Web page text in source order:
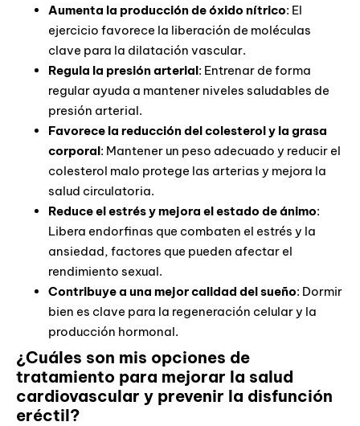
Aumenta la producción de óxido nítrico: El
ejercicio favorece la liberación de moléculas
clave para la dilatación vascular.
Regula la presión arterial: Entrenar de forma
regular ayuda a mantener niveles saludables de
presión arterial.
Favorece la reducción del colesterol y la grasa
corporal: Mantener un peso adecuado y reducir el
colesterol malo protege las arterias y mejora la
salud circulatoria.
Reduce el estrés y mejora el estado de ánimo:
Libera endorfinas que combaten el estrés y la
ansiedad, factores que pueden afectar el
rendimiento sexual.
Contribuye a una mejor calidad del sueño: Dormir
bien es clave para la regeneración celular y la
producción hormonal.
¿Cuáles son mis opciones de
tratamiento para mejorar la salud
cardiovascular y prevenir la disfunción
eréctil?